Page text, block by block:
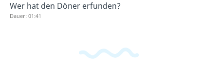
Wer hat den Döner erfunden?
Dauer: 01:41